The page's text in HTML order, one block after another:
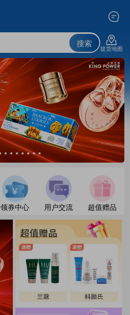
搜索
提货地图
领券中心 用户交流 超值赠品